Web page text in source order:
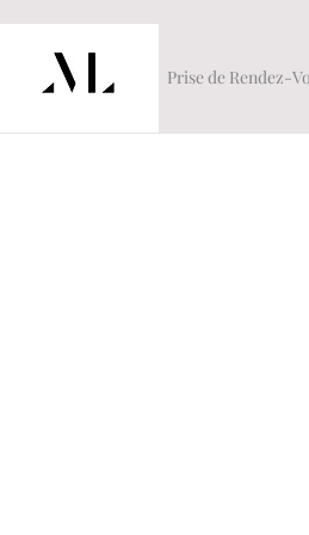
Prise de Rendez-